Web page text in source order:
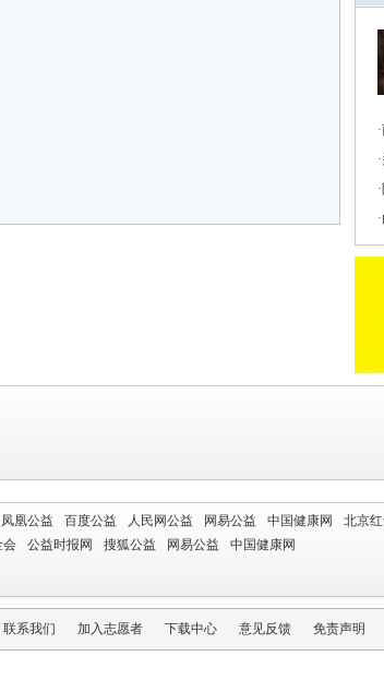
凤凰公益 百度公益 人民网公益 网易公益 中国健康网 北京
会 公益时报网 搜狐公益 网易公益 中国健康网
联系我们 加入志愿者 下载中心 意见反馈 免责声明